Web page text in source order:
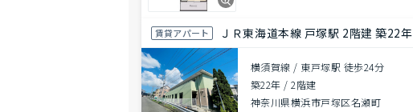
賃貸アパート ＪＲ東海道本線 戸塚駅 2階建 築22年
横須賀線 / 東戸塚駅 徒歩24分
築22年 /2階建
神奈川県横浜市戸塚区名瀬町